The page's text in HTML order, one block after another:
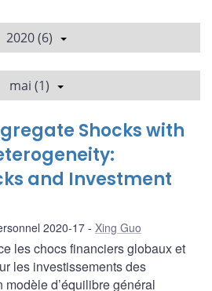
2020 (6)
mai (1)
Shocks with
and Investment
2020-17 Xing Guo
les chocs financiers globaux et
les investissements des
modèle d’équilibre général